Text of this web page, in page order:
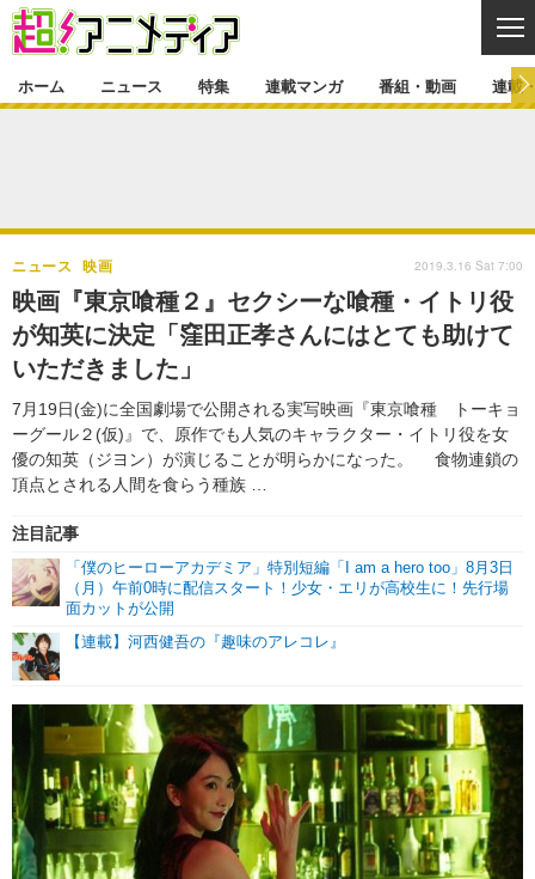
ゲーム・アプリ マンガ
グッズ イベント
声優
舞台 新帝スタ
特集一覧 カバー
ラキりす
連載マンガ
連載マンガ一覧
番組・動画
番組・動画一覧 ラジオ
動画
連載・ブログ
連載・ブログ一覧
編集部ブログ・お知らせ
ホーム ニュース 特集 連載マンガ 番組・動画 連載
映画『東京喰種２』セクシーな喰種・イトリ役
が知英に決定「窪田正孝さんにはとても助けて
いただきました」
7月19日(金)に全国劇場で公開される実写映画『東京喰種 トーキョ
ーグール２(仮)』で、原作でも人気のキャラクター・イトリ役を女
優の知英（ジヨン）が演じることが明らかになった。 食物連鎖の
頂点とされる人間を食らう種族 …
ニュース 映画
注目記事
「僕のヒーローアカデミア」特別短編「I am a hero too」8月3日
（月）午前0時に配信スタート！少女・エリが高校生に！先行場
面カットが公開
【連載】河西健吾の『趣味のアレコレ』
2019.3.16 Sat 7:00